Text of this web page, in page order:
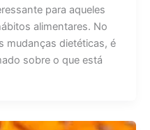
para aqueles
alimentares. No
mudanças dietéticas, é
sobre o que está